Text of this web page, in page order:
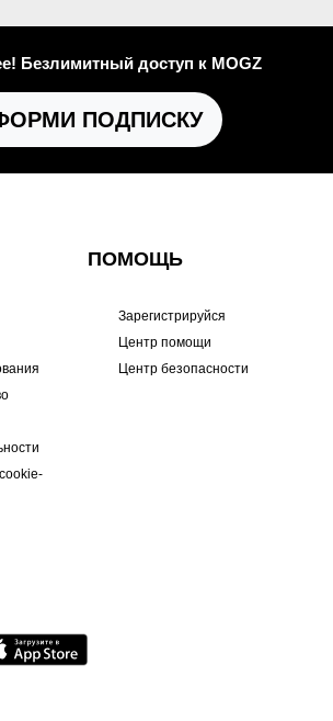
Безлимитный доступ к MOGZ
ПОДПИСКУ
ПОМОЩЬ
Зарегистрируйся
Центр помощи
Центр безопасности